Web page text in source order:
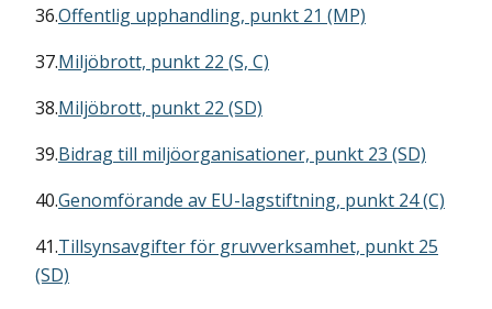
36.Offentlig upphandling, punkt 21 (MP)
37.Miljöbrott, punkt 22 (S, C)
38.Miljöbrott, punkt 22 (SD)
39.Bidrag till miljöorganisationer, punkt 23 (SD)
40.Genomförande av EU-lagstiftning, punkt 24 (C)
41.Tillsynsavgifter för gruvverksamhet, punkt 25
(SD)